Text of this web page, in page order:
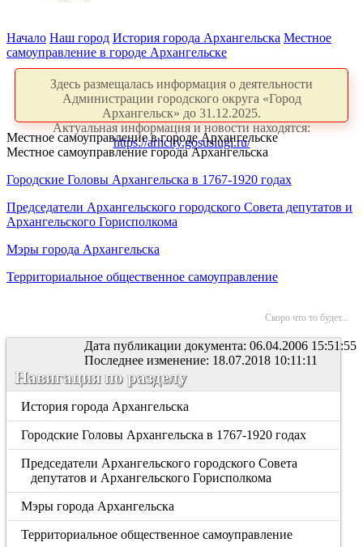
Начало Наш город История города Архангельска Местное
самоуправление в городе Архангельске
Здесь размещалась информация о деятельности
Администрации городского округа «Город
Архангельск» до 31.12.2025.
Актуальная информация и новости находятся:
https://arhcity.gosuslugi.ru/
Местное самоуправление в городе Архангельске
Местное самоуправление города Архангельска
Городские Головы Архангельска в 1767-1920 годах
Председатели Архангельского городского Совета депутатов и
Архангельского Горисполкома
Мэры города Архангельска
Территориальное общественное самоуправление
Скоро что то будет...
Дата публикации документа: 06.04.2006 15:51:55
Последнее изменение: 18.07.2018 10:11:11
Навигация по разделу
История города Архангельска
Городские Головы Архангельска в 1767-1920 годах
Председатели Архангельского городского Совета
депутатов и Архангельского Горисполкома
Мэры города Архангельска
Территориальное общественное самоуправление